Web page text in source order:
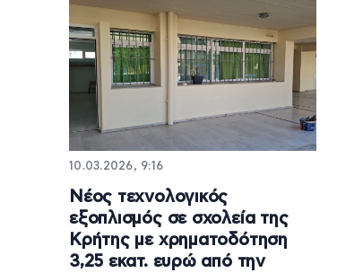
10.03.2026, 9:16
Νέος τεχνολογικός
εξοπλισμός σε σχολεία της
Κρήτης με χρηματοδότηση
3,25 εκατ. ευρώ από την